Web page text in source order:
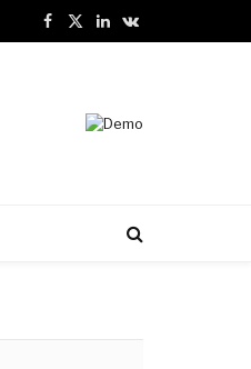
Facebook
X
LinkedInVKontakte